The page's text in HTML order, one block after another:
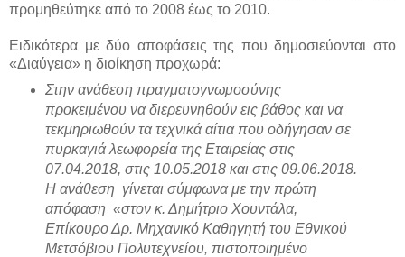
προμηθεύτηκε από το 2008 έως το 2010.
Ειδικότερα με δύο αποφάσεις της που δημοσιεύονται στο
«Διαύγεια» η διοίκηση προχωρά:
Στην ανάθεση πραγματογνωμοσύνης
προκειμένου να διερευνηθούν εις βάθος και να
τεκμηριωθούν τα τεχνικά αίτια που οδήγησαν σε
πυρκαγιά λεωφορεία της Εταιρείας στις
07.04.2018, στις 10.05.2018 και στις 09.06.2018.
Η ανάθεση γίνεται σύμφωνα με την πρώτη
απόφαση «στον κ. Δημήτριο Χουντάλα,
Επίκουρο Δρ. Μηχανικό Καθηγητή του Εθνικού
Μετσόβιου Πολυτεχνείου, πιστοποιημένο